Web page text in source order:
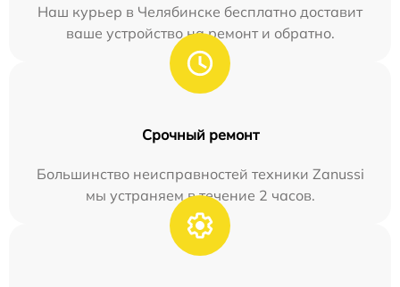
Наш курьер в Челябинске бесплатно доставит
ваше устройство на ремонт и обратно.
Срочный ремонт
Большинство неисправностей техники Zanussi
мы устраняем в течение 2 часов.